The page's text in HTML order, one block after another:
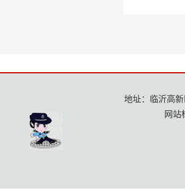
地址：临沂高
网站